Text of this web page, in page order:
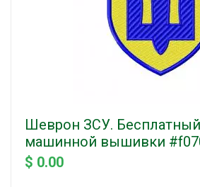
Шеврон ЗСУ.
машинной вышивки
$ 0.00